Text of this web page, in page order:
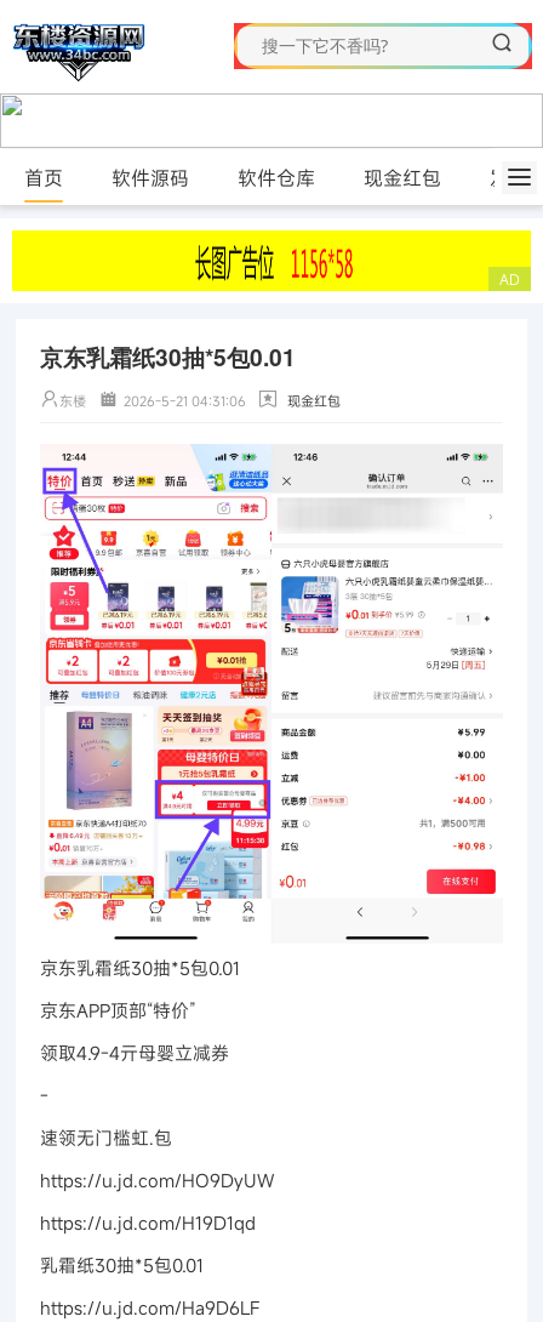
首页 软件源码 软件仓库 现金红包 发布
京东乳霜纸30抽*5包0.01
东楼 2026-5-21 04:31:06 现金红包
京东乳霜纸30抽*5包0.01
京东APP顶部“特价”
领取4.9-4亓母婴立减券
-
速领无门槛虹.包
https://u.jd.com/HO9DyUW
https://u.jd.com/H19D1qd
乳霜纸30抽*5包0.01
https://u.jd.com/Ha9D6LF